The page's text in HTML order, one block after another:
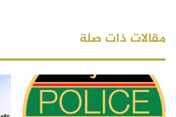
مقالات ذات صلة